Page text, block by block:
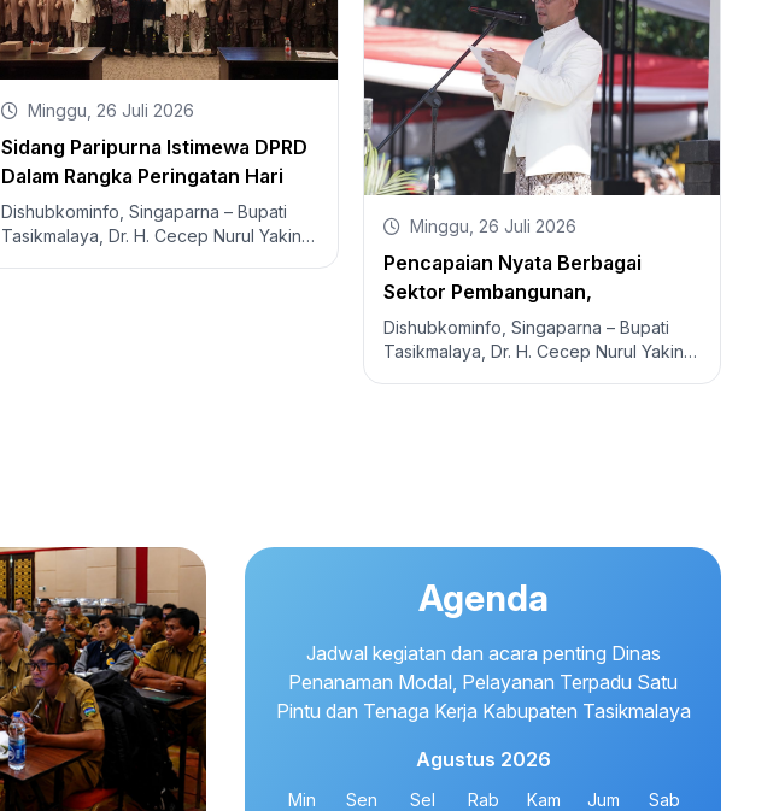
Minggu, 26 Juli 2026
Sidang Paripurna Istimewa DPRD
Dalam Rangka Peringatan Hari
Jadi Ke-394 Kab. Tasikmalaya
Dishubkominfo, Singaparna – Bupati
Tasikmalaya, Dr. H. Cecep Nurul Yakin,
Minggu, 26 Juli 2026
Pencapaian Nyata Berbagai
Sektor Pembangunan,
Momentum Peringatan Hari Jadi
Ke-394 Kabupaten Tasikmalaya
Dishubkominfo, Singaparna – Bupati
Tasikmalaya, Dr. H. Cecep Nurul Yakin,
Agenda
Jadwal kegiatan dan acara penting Dinas
Penanaman Modal, Pelayanan Terpadu Satu
Pintu dan Tenaga Kerja Kabupaten Tasikmalaya
Agustus 2026
Min Sen Sel Rab Kam Jum Sab